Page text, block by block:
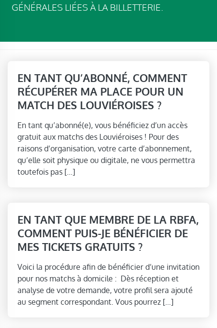
GÉNÉRALES LIÉES À LA BILLETTERIE.
EN TANT QU’ABONNÉ, COMMENT
RÉCUPÉRER MA PLACE POUR UN
MATCH DES LOUVIÉROISES ?
En tant qu’abonné(e), vous bénéficiez d’un accès
gratuit aux matchs des Louviéroises ! Pour des
raisons d’organisation, votre carte d’abonnement,
qu’elle soit physique ou digitale, ne vous permettra
toutefois pas […]
EN TANT QUE MEMBRE DE LA RBFA,
COMMENT PUIS-JE BÉNÉFICIER DE
MES TICKETS GRATUITS ?
Voici la procédure afin de bénéficier d’une invitation
pour nos matchs à domicile : Dès réception et
analyse de votre demande, votre profil sera ajouté
au segment correspondant. Vous pourrez […]